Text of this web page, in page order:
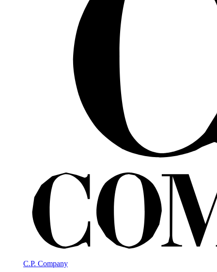
C.P. Company